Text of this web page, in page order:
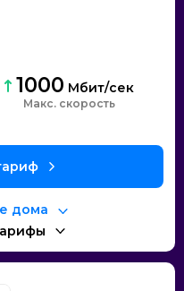
1000 Мбит/сек
Макс. скорость
дома